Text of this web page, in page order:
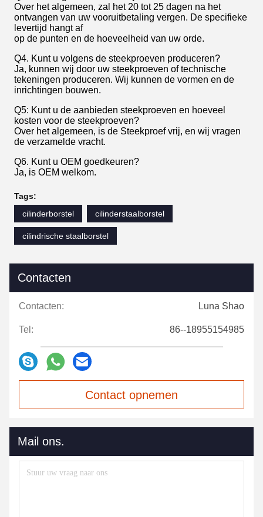
Over het algemeen, zal het 20 tot 25 dagen na het
ontvangen van uw vooruitbetaling vergen. De specifieke
levertijd hangt af
op de punten en de hoeveelheid van uw orde.
Q4. Kunt u volgens de steekproeven produceren?
Ja, kunnen wij door uw steekproeven of technische
tekeningen produceren. Wij kunnen de vormen en de
inrichtingen bouwen.
Q5: Kunt u de aanbieden steekproeven en hoeveel
kosten voor de steekproeven?
Over het algemeen, is de Steekproef vrij, en wij vragen
de verzamelde vracht.
Q6. Kunt u OEM goedkeuren?
Ja, is OEM welkom.
Tags:
cilinderborstel
cilinderstaalborstel
cilindrische staalborstel
Contacten
Contacten: Luna Shao
Tel: 86--18955154985
Contact opnemen
Mail ons.